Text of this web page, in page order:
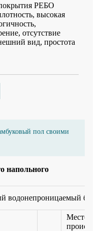
РЕБО
высокая
отсутствие
вид, простота
пол своими
напольного
водонепроницаемый
Место